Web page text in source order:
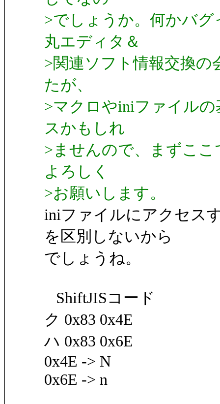
>でしょうか。何かバ
丸エディタ＆
>関連ソフト情報交換
たが、
>マクロやiniファイル
スかもしれ
>ませんので、まずこ
よろしく
>お願いします。
iniファイルにアクセス
を区別しないから
でしょうね。
ShiftJISコード
ク 0x83 0x4E
ハ 0x83 0x6E
0x4E -> N
0x6E -> n